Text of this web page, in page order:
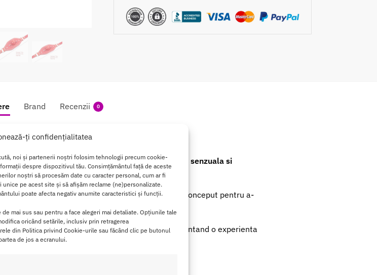
ți confidențialitatea
noi și partenerii noștri folosim tehnologii precum cookie-
despre dispozitivul tău. Consimțământul față de aceste
noștri să procesăm date cu caracter personal, cum ar fi
pe acest site și să afișăm reclame (ne)personalizate.
poate afecta negativ anumite caracteristici și funcții.
mai sus sau pentru a face alegeri mai detaliate. Opțiunile tale
oricând setările, inclusiv prin retragerea
din Politica privind Cookie-urile sau făcând clic pe butonul
de jos a ecranului.
Brand Recenzii 0
Labs
elegant, creat pentru a oferi o experienta
senzuala si
calitate, acest calus este un accesoriu special conceput pentru a-
acest calusse potriveste confortabil, garantand o experienta
metalice, asigura durabilitate si siguranta.